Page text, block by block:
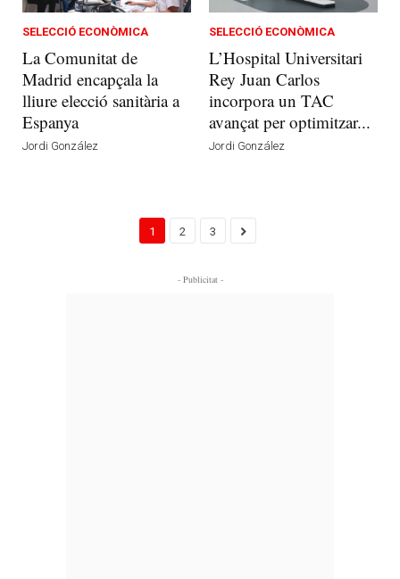
SELECCIÓ ECONÒMICA
La Comunitat de
Madrid encapçala la
lliure elecció sanitària a
Espanya
Jordi González
SELECCIÓ ECONÒMICA
L’Hospital Universitari
Rey Juan Carlos
incorpora un TAC
avançat per optimitzar...
Jordi González
1 2 3
- Publicitat -